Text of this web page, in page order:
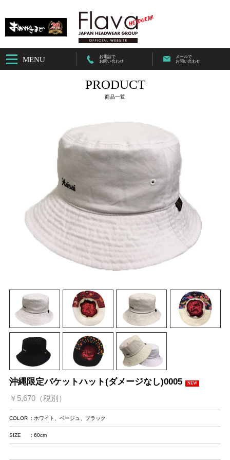
MENU
お電話で
お問い合わせ
メールで
お問い合わせ
PRODUCT
商品一覧
沖縄限定バケットハット(ダメージなし)0005 NEW
￥5,670（税別）
COLOR : ホワイト、ベージュ、ブラック
SIZE : 60cm